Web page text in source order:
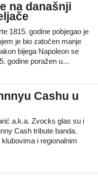
na današnji
1815. godine pobjegao je
je bio zatočen manje
bijega Napoleon se
godine poražen u…
Cashu u
a.k.a. Zvocks glas su i
Cash tribute banda.
i regionalnim